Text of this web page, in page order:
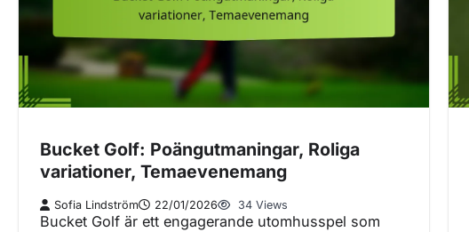
Bucket Golf: Poängutmaningar, Roliga
variationer, Temaevenemang
Sofia Lindström 22/01/2026 34 Views
Bucket Golf är ett engagerande utomhusspel som